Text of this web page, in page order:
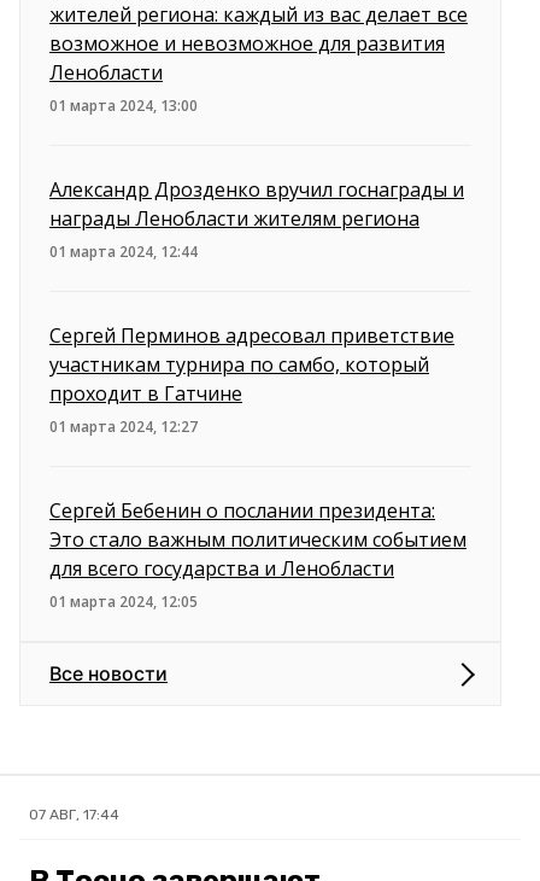
жителей региона: каждый из вас делает все
возможное и невозможное для развития
Ленобласти
01 марта 2024, 13:00
Александр Дрозденко вручил госнаграды и
награды Ленобласти жителям региона
01 марта 2024, 12:44
Сергей Перминов адресовал приветствие
участникам турнира по самбо, который
проходит в Гатчине
01 марта 2024, 12:27
Сергей Бебенин о послании президента:
Это стало важным политическим событием
для всего государства и Ленобласти
01 марта 2024, 12:05
Все новости
07 АВГ, 17:44